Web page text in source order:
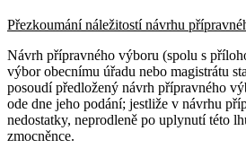
Přezkoumání náležitostí návrhu
Návrh přípravného výboru (spolu s
výbor obecnímu úřadu nebo magistrátu
posoudí předložený návrh přípravného
ode dne jeho podání; jestliže v návrhu
nedostatky, neprodleně po uplynutí této
zmocněnce.